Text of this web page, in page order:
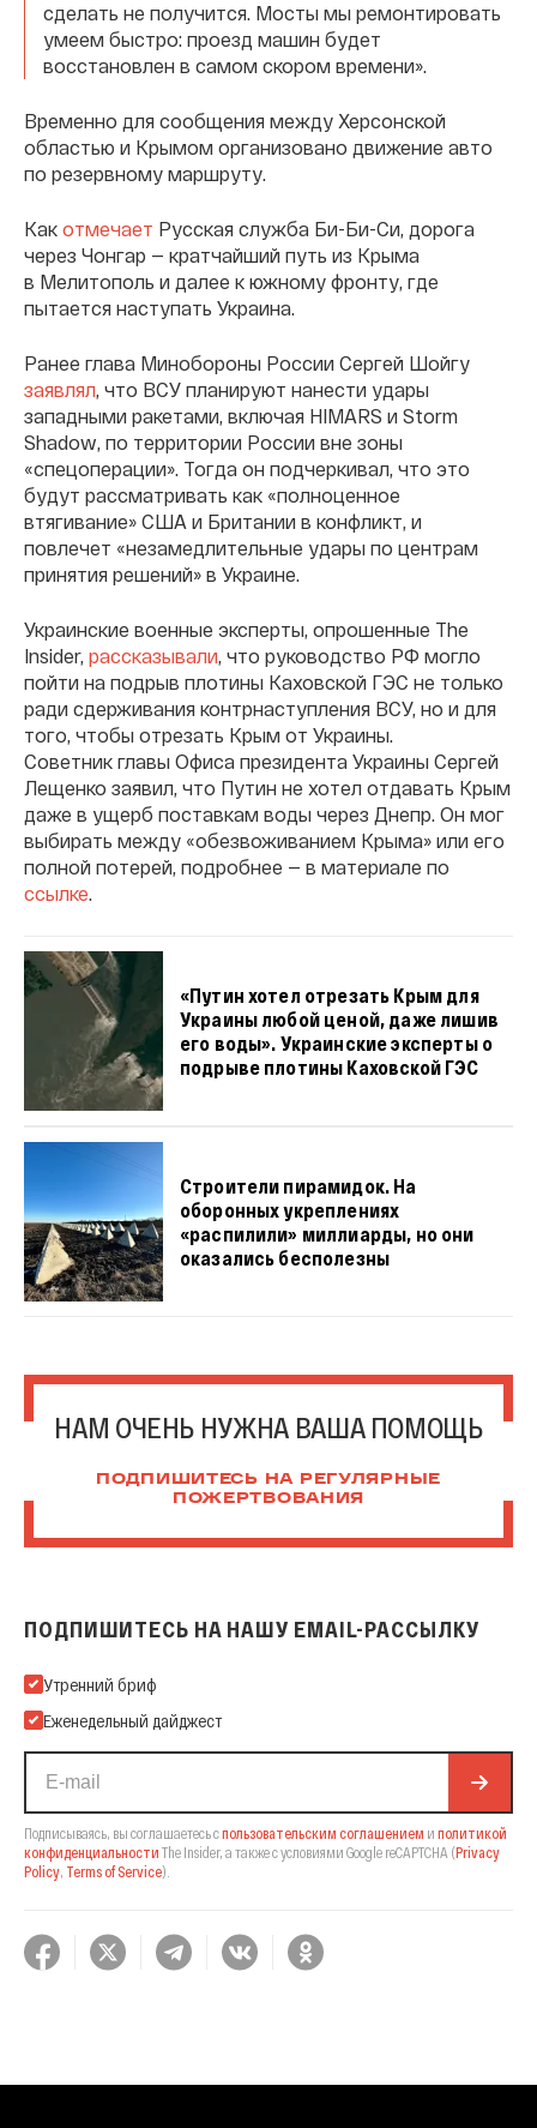
сделать не получится. Мосты мы ремонтировать
умеем быстро: проезд машин будет
восстановлен в самом скором времени».
Временно для сообщения между Херсонской
областью и Крымом организовано движение авто
по резервному маршруту.
Как отмечает Русская служба Би-Би-Си, дорога
через Чонгар — кратчайший путь из Крыма
в Мелитополь и далее к южному фронту, где
пытается наступать Украина.
Ранее глава Минобороны России Сергей Шойгу
заявлял, что ВСУ планируют нанести удары
западными ракетами, включая HIMARS и Storm
Shadow, по территории России вне зоны
«спецоперации». Тогда он подчеркивал, что это
будут рассматривать как «полноценное
втягивание» США и Британии в конфликт, и
повлечет «незамедлительные удары по центрам
принятия решений» в Украине.
Украинские военные эксперты, опрошенные The
Insider, рассказывали, что руководство РФ могло
пойти на подрыв плотины Каховской ГЭС не только
ради сдерживания контрнаступления ВСУ, но и для
того, чтобы отрезать Крым от Украины.
Советник главы Офиса президента Украины Сергей
Лещенко заявил, что Путин не хотел отдавать Крым
даже в ущерб поставкам воды через Днепр. Он мог
выбирать между «обезвоживанием Крыма» или его
полной потерей, подробнее — в материале по
ссылке.
«Путин хотел отрезать Крым для
Украины любой ценой, даже лишив
его воды». Украинские эксперты о
подрыве плотины Каховской ГЭС
Строители пирамидок. На
оборонных укреплениях
«распилили» миллиарды, но они
оказались бесполезны
НАМ ОЧЕНЬ НУЖНА ВАША ПОМОЩЬ
ПОДПИШИТЕСЬ НА РЕГУЛЯРНЫЕ
ПОЖЕРТВОВАНИЯ
ПОДПИШИТЕСЬ НА НАШУ EMAIL-РАССЫЛКУ
Подпишитесь на нашу Email-рассылку
Утренний бриф
Еженедельный дайджест
Подписываясь, вы соглашаетесь спользовательским соглашением и политикой
конфиденциальности The Insider, а также с условиями Google reCAPTCHA (Privacy
Policy, Terms of Service).